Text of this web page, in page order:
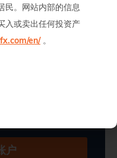
。
户
民。网站内部的信息
入或卖出任何投资产
en/。